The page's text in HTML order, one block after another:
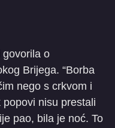
govorila o
Brijega. “Borba
nego s crkvom i
nisu prestali
pao, bila je noć. To